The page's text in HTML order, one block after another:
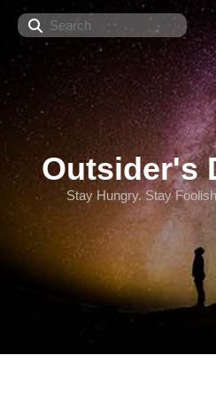
Search
Outsider's
Stay Hungry. Stay